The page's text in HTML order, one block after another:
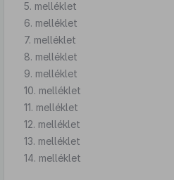
5. melléklet
6. melléklet
7. melléklet
8. melléklet
9. melléklet
10. melléklet
11. melléklet
12. melléklet
13. melléklet
14. melléklet